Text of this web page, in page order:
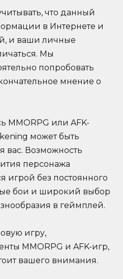
что данный
в Интернете и
и ваши личные
Мы
попробовать
мнение о
MMORPG или AFK-
может быть
Возможность
персонажа
игрой без постоянного
бои и широкий выбор
в геймплей.
игру,
MMORPG и AFK-игр,
вашего внимания.